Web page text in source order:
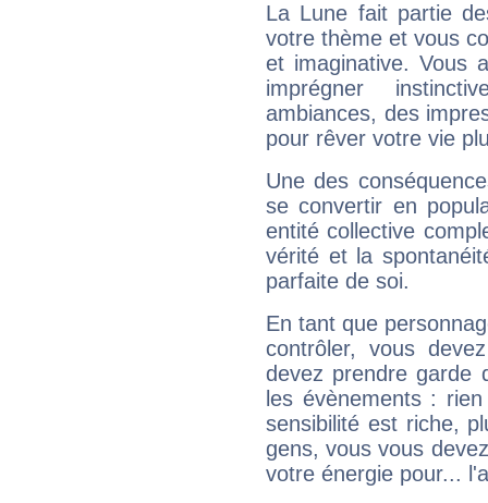
La Lune fait partie
votre thème et vous
et imaginative. Vous
imprégner
ambiances, des
pour rêver votre vie
Une des
se convertir en
entité collective
vérité et la
parfaite de soi.
En tant que
contrôler, vous
devez prendre garde
les évènements :
sensibilité est riche,
gens, vous vous
votre énergie pour...